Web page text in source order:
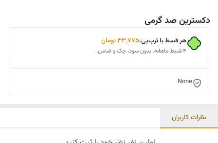
دکسترین صد گرمی
هر قسط با ترب‌پی:۳۳٬۷۷۵تومان
۴ قسط ماهانه. بدون سود، چک و ضامن.
None
نظرات کاربران